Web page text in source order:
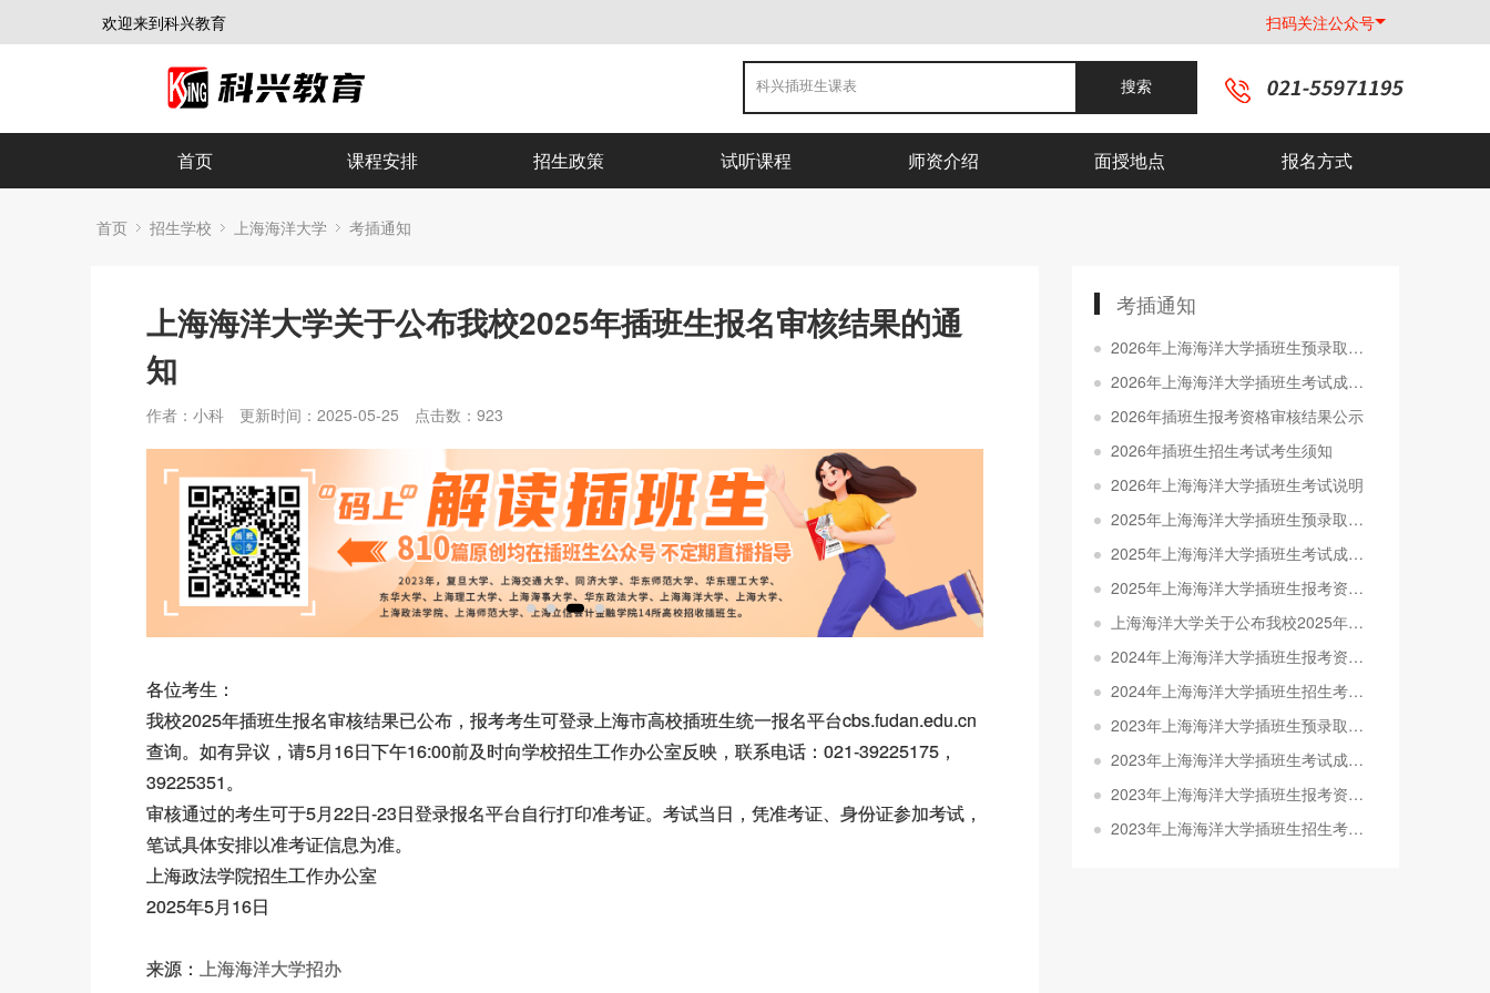
欢迎来到科兴教育 扫码关注公众号
搜索
首页 课程安排 招生政策 试听课程 师资介绍 面授地点 报名方式
首页 招生学校 上海海洋大学 考插通知
上海海洋大学关于公布我校2025年插班生报名审核结果的通
知
作者：小科 更新时间：2025-05-25 点击数： 923
各位考生：
我校2025年插班生报名审核结果已公布，报考考生可登录上海市高校插班生统一报名平台cbs.fudan.edu.cn
查询。如有异议，请5月16日下午16:00前及时向学校招生工作办公室反映，联系电话：021-39225175，
39225351。
审核通过的考生可于5月22日-23日登录报名平台自行打印准考证。考试当日，凭准考证、身份证参加考试，
笔试具体安排以准考证信息为准。
上海政法学院招生工作办公室
2025年5月16日
来源： 上海海洋大学招办
考插通知
2026年上海海洋大学插班生预录取分数线及名单公示
2026年上海海洋大学插班生考试成绩查询通知
2026年插班生报考资格审核结果公示
2026年插班生招生考试考生须知
2026年上海海洋大学插班生考试说明
2025年上海海洋大学插班生预录取分数线及名单公示
2025年上海海洋大学插班生考试成绩查询通知
2025年上海海洋大学插班生报考资格审核结果公示
上海海洋大学关于公布我校2025年插班生报名审核结果的通知
2024年上海海洋大学插班生报考资格审核结果公示
2024年上海海洋大学插班生招生考试考生须知
2023年上海海洋大学插班生预录取分数线及名单公示
2023年上海海洋大学插班生考试成绩查询通知
2023年上海海洋大学插班生报考资格审核结果公示
2023年上海海洋大学插班生招生考试大纲